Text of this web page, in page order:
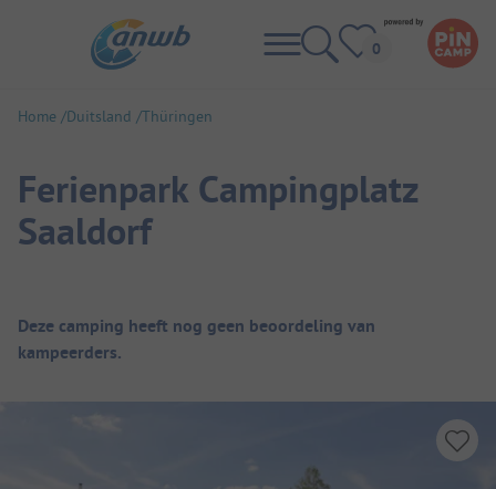
Home Duitsland Thüringen
Ferienpark Campingplatz
Saaldorf
Camping overzicht
Deze camping heeft nog geen beoordeling van
kampeerders.